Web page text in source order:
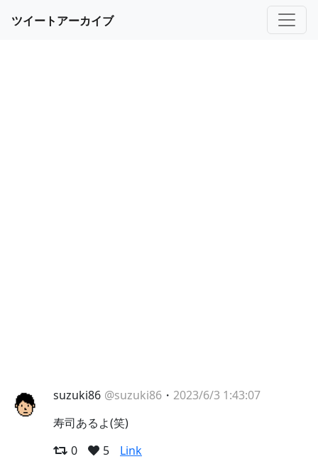
ツイートアーカイブ
suzuki86 @suzuki86 ・ 2023/6/3 1:43:07
寿司あるよ(笑)
0
5 Link